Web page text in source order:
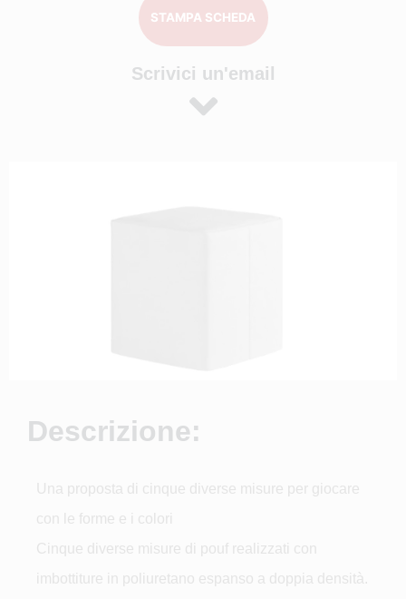
STAMPA SCHEDA
Scrivici un'email
Descrizione:
Una proposta di cinque diverse misure per giocare
con le forme e i colori
Cinque diverse misure di pouf realizzati con
imbottiture in poliuretano espanso a doppia densità.